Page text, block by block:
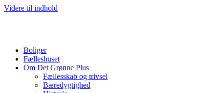
Videre til indhold
Boliger
Fælleshuset
Om Det Grønne Plus
Fællesskab og trivsel
Bæredygtighed